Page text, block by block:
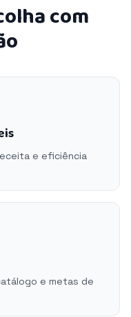
com
e eficiência
e metas de